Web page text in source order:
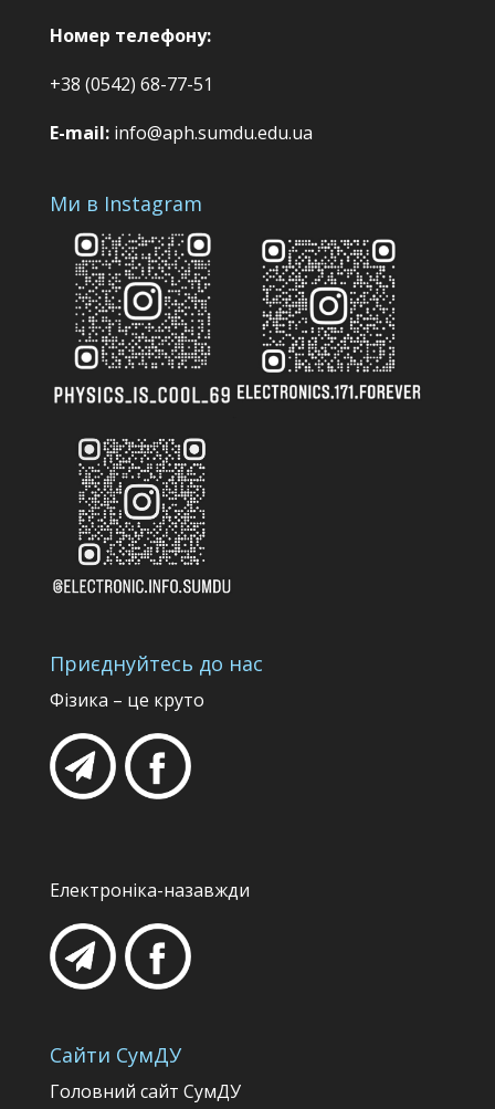
Номер телефону:
+38 (0542) 68-77-51
E-mail:info@aph.sumdu.edu.ua
Ми в Instagram
Приєднуйтесь до нас
Фізика – це круто
Електроніка-назавжди
Сайти СумДУ
Головний сайт СумДУ